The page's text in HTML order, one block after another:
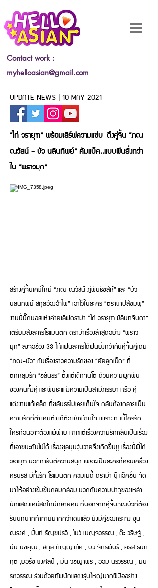
Contact work :
myhelloasian@gmail.com
UPDATE NEWS | 10 MAY 2021
“ไก่ วรายุฑ” พร้อมเสิร์ฟความแซ่บ ดึงคู่จิ้น “ภณ
ณวัสน์ - บัว นลินทิพย์” คัมแบ็ค..แบบฟินยิ่งกว่า
ใน “พราวมุก”
สร้างคู่จิ้นเคมีใหม่ “ภณ ณวัสน์ ภู่พันธัชสีห์” และ “บัว
นลินทิพย์ สกุลอ่องอำไพ” เอาไว้ในละคร “ตราบาปสีชมพู”
งานนี้บิ๊กบอสแห่งค่ายเลิฟดราม่า “ไก่ วรายุฑ มิลินทจินดา”
เตรียมส่งละครโรแมนติก ดราม่าเรื่องล่าสุดอย่าง “พราว
มุก” ลงจอช่อง 33 ให้แฟนละครได้ฟินยิ่งกว่ากับคู่จิ้นคู่เดิม
“ภณ-บัว” กับเรื่องราวความรักของ “ยัยลูกเป็ด” ที่
ตกหลุมรัก “ชลันธร” ตั้งแต่เด็กจนโต ด้วยความผูกพัน
ของคนทั้งคู่ และพันธะแห่งความเป็นสามีภรรยา หรือ คู่
แต่งงานแก้เคล็ด ที่ชลันธรไม่เคยเต็มใจ กลับต้องกลายเป็น
ความรักที่ต่างคนต่างก็ต้องหักห้ามใจ เพราะงานนี้ใครรัก
ใครก่อนอาจต้องแพ้พ่าย หากแต่เรื่องความรักกลับเป็นเรื่อง
ที่เอาชนะกันไม่ได้ เรื่องชุลมุนวุ่นวายจึงเกิดขึ้น!! เรื่องนี้พี่ไก่
วรายุฑ บอกการันตีความสนุก เพราะเป็นละครที่ครบเครื่อง
ครบรส มีทั้งรัก โรแมนติก คอมเมดี้ ดราม่า บู๊ แอ็คชั่น จัด
มาให้อย่างเข้มข้นกลมกล่อม บวกกับความน่าดูของเหล่า
นักแสดงเคมีสดใหม่หลายคน ที่นอกจากคู่จิ้นภณบัวที่ต้อง
รับบทบาทท้าทายมากกว่าเดิมแล้ว ยังมีคู่ของกระทิง ขุน
ณรงค์ , มิ้นท์ รัญชน์รวี , โบว์ เบญจวรรณ , ต๊ะ วริษฐ์ ,
มีน นิชคุณ , สกุล กัญญาภัค , บิว จักรพันธ์ , คริส ธนก
ฤต ,ยอร์ช ยงศิลป์ , มีน วิชญาพร , ออม นรวรรณ , มิน
รตวรรณ ร่วมด้วยทัพนักแสดงรุ่นใหญ่มากฝีมืออย่าง